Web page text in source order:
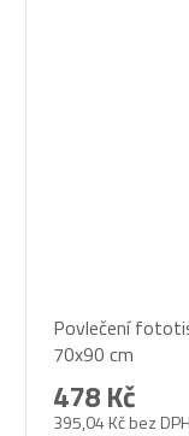
Povlečení
70x90 cm
395,04 Kč bez DPH
478 Kč